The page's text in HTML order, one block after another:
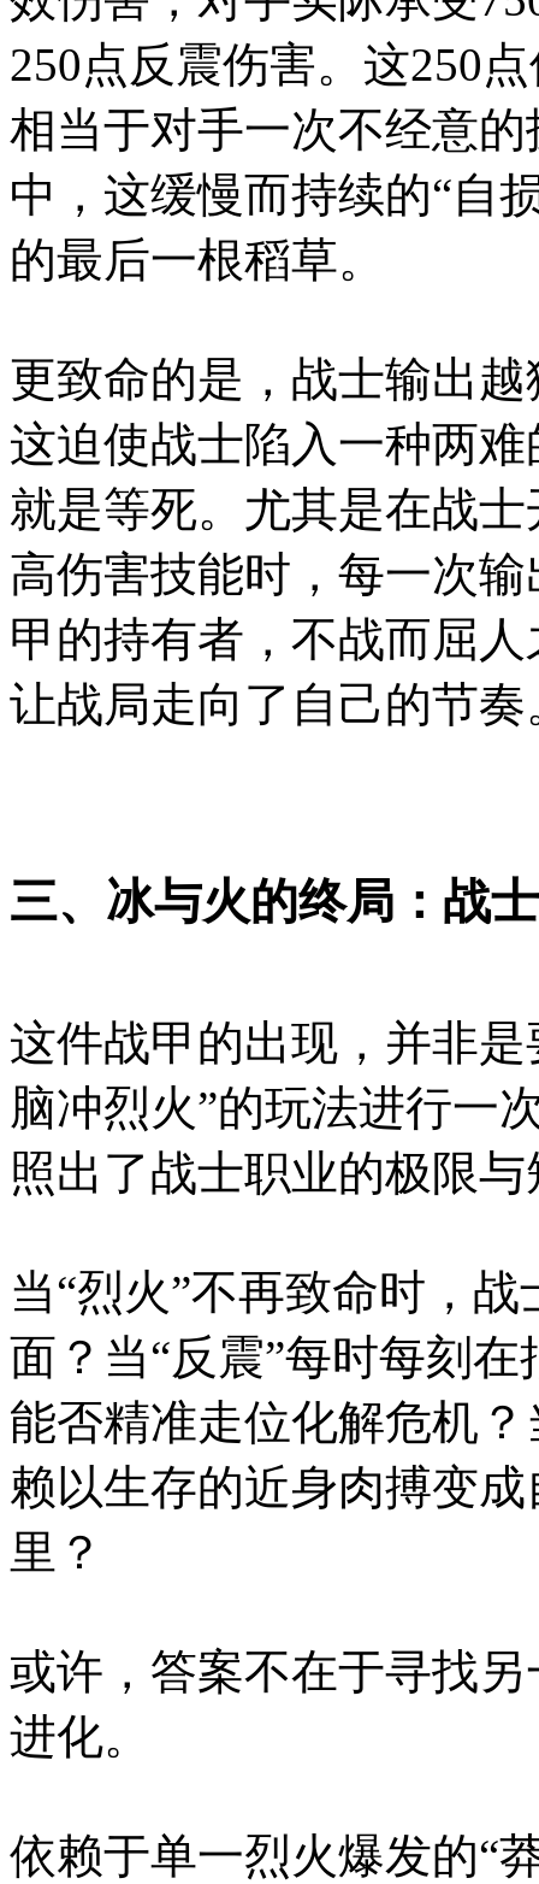
250点反震伤害。这250
相当于对手一次不经意
中，这缓慢而持续的“自
的最后一根稻草。
更致命的是，战士输出
这迫使战士陷入一种两
就是等死。尤其是在战士
高伤害技能时，每一次
甲的持有者，不战而屈
让战局走向了自己的节奏
三、冰与火的终局：战
这件战甲的出现，并非
脑冲烈火”的玩法进行一
照出了战士职业的极限
当“烈火”不再致命时，
面？当“反震”每时每刻
能否精准走位化解危机
赖以生存的近身肉搏变
里？
或许，答案不在于寻找
进化。
依赖于单一烈火爆发的“